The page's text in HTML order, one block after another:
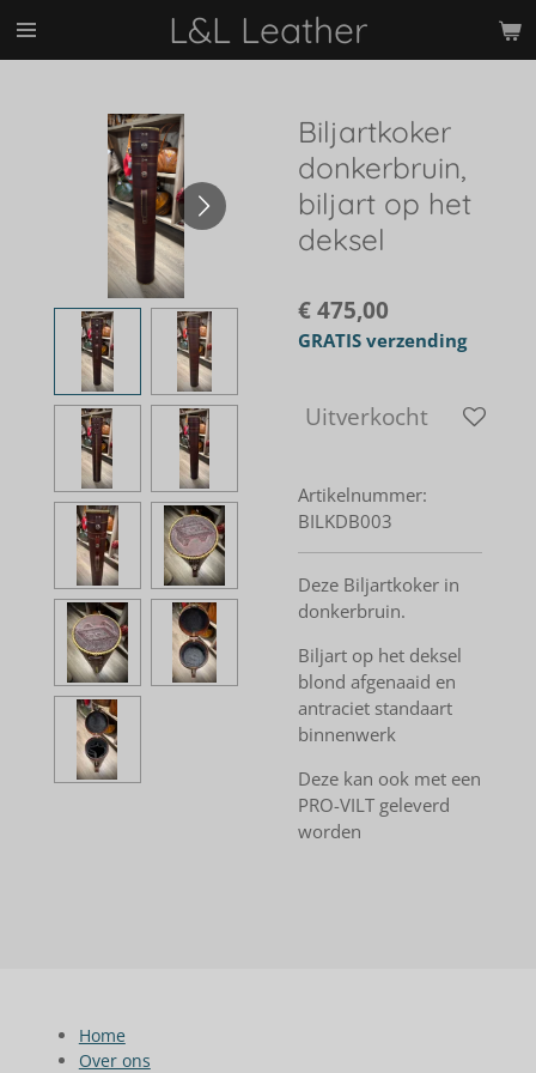
Ga
hoofdinhoud
L&L Leather
Biljartkoker
donkerbruin,
biljart op het
deksel
€ 475,00
GRATIS verzending
Uitverkocht
Artikelnummer:
BILKDB003
Deze Biljartkoker in
donkerbruin.
Biljart op het deksel
blond afgenaaid en
antraciet standaart
binnenwerk
Deze kan ook met een
PRO-VILT geleverd
worden
Home
Over ons